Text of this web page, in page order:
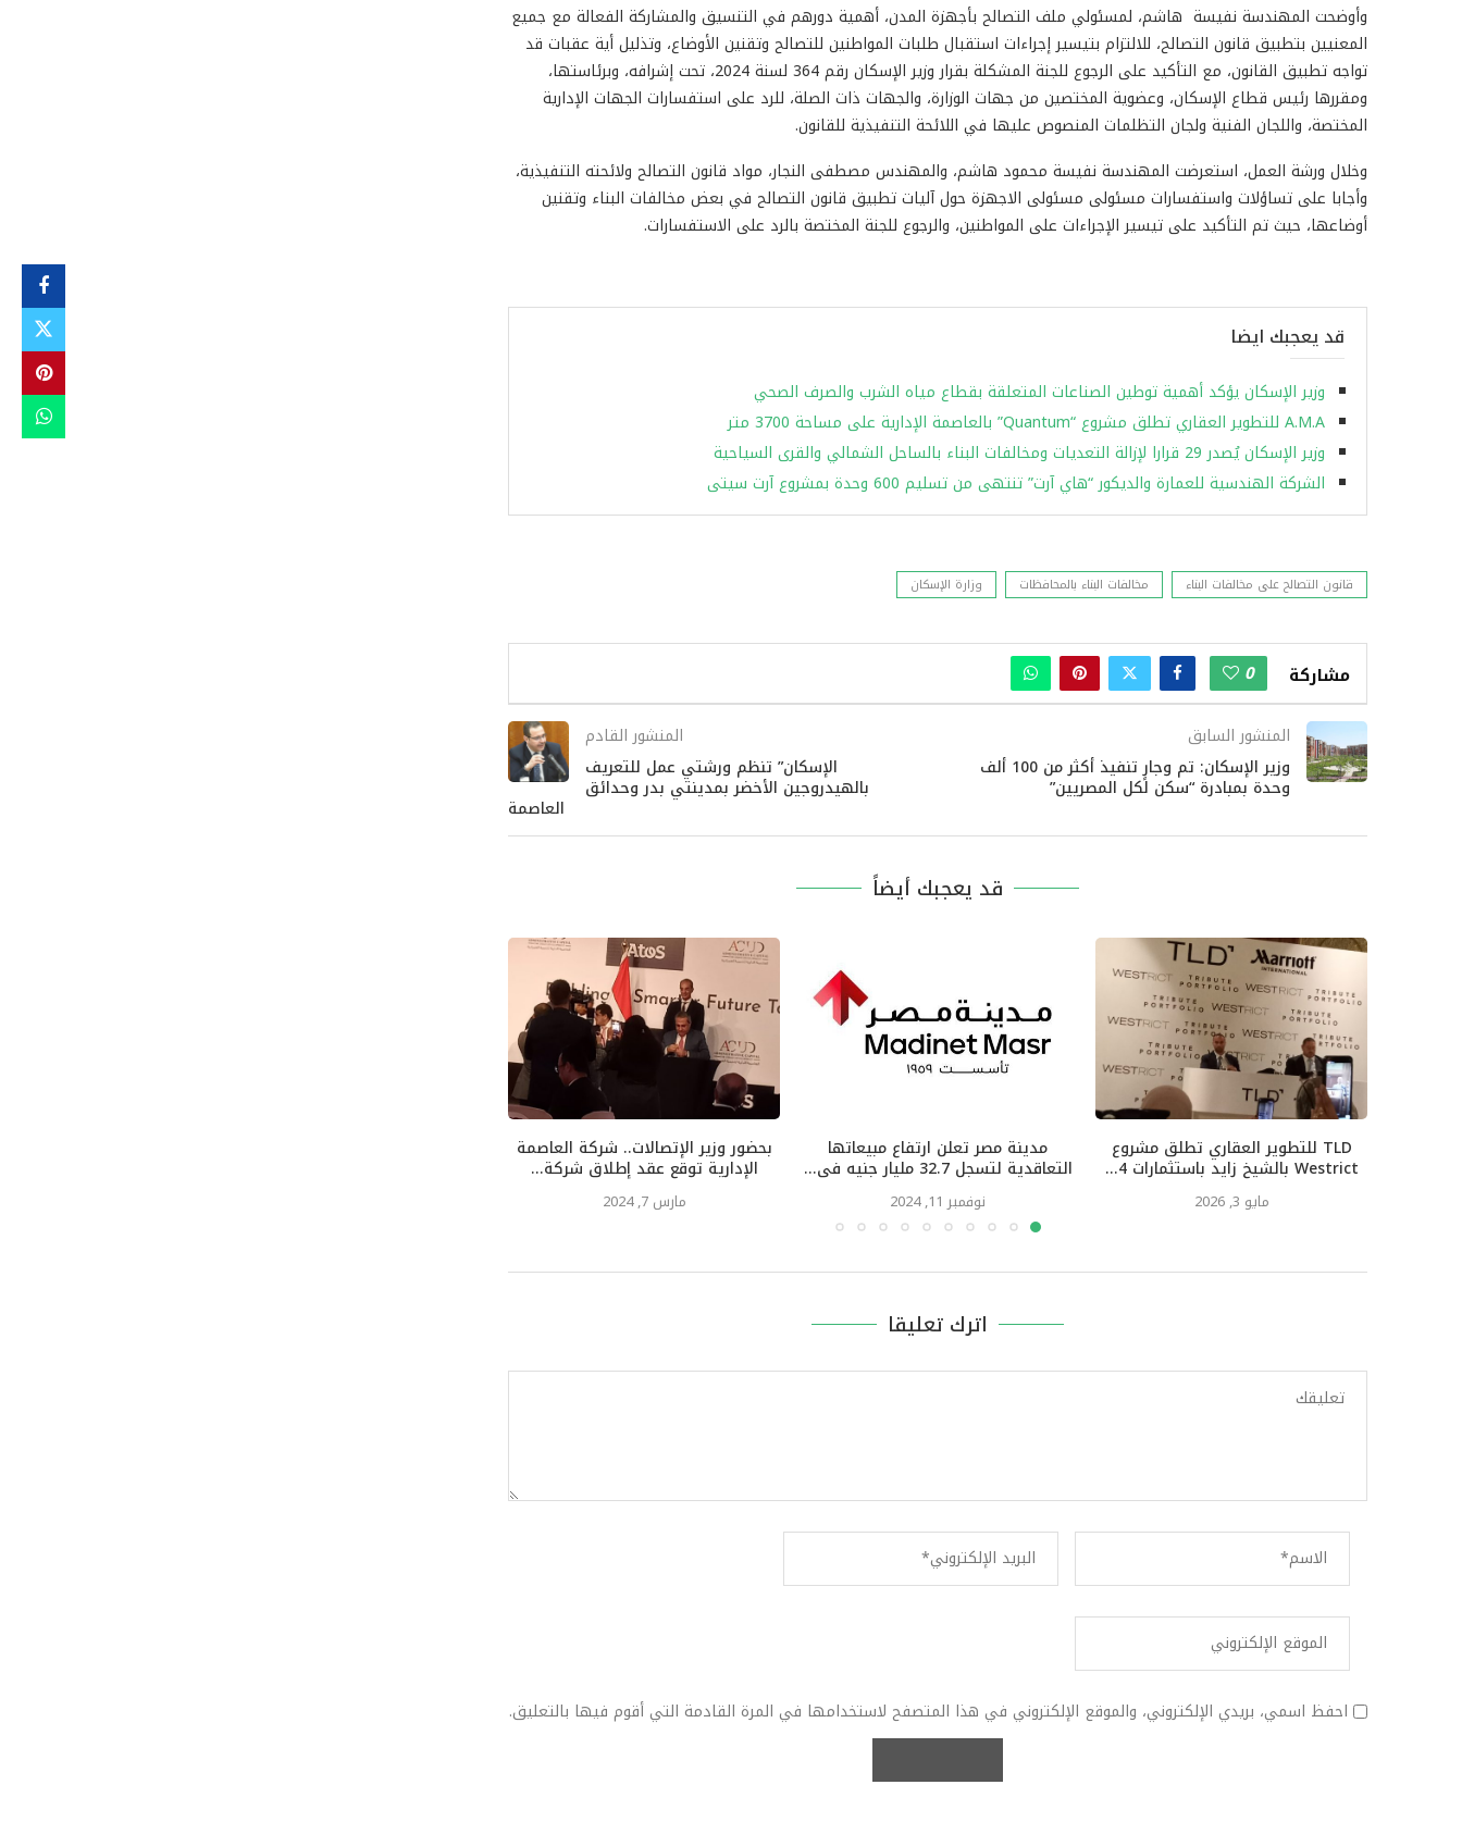
وأوضحت المهندسة نفيسة هاشم، لمسئولي ملف التصالح بأجهزة المدن، أهمية دورهم في التنسيق والمشاركة الفعالة مع جميع
المعنيين بتطبيق قانون التصالح، للالتزام بتيسير إجراءات استقبال طلبات المواطنين للتصالح وتقنين الأوضاع، وتذليل أية عقبات قد
تواجه تطبيق القانون، مع التأكيد على الرجوع للجنة المشكلة بقرار وزير الإسكان رقم 364 لسنة 2024، تحت إشرافه، وبرئاستها،
ومقررها رئيس قطاع الإسكان، وعضوية المختصين من جهات الوزارة، والجهات ذات الصلة، للرد على استفسارات الجهات الإدارية
المختصة، واللجان الفنية ولجان التظلمات المنصوص عليها في اللائحة التنفيذية للقانون.
وخلال ورشة العمل، استعرضت المهندسة نفيسة محمود هاشم، والمهندس مصطفى النجار، مواد قانون التصالح ولائحته التنفيذية،
وأجابا على تساؤلات واستفسارات مسئولى مسئولى الاجهزة حول آليات تطبيق قانون التصالح في بعض مخالفات البناء وتقنين
أوضاعها، حيث تم التأكيد على تيسير الإجراءات على المواطنين، والرجوع للجنة المختصة بالرد على الاستفسارات.
قد يعجبك ايضا
وزير الإسكان يؤكد أهمية توطين الصناعات المتعلقة بقطاع مياه الشرب والصرف الصحي
A.M.A للتطوير العقاري تطلق مشروع “Quantum” بالعاصمة الإدارية على مساحة 3700 متر
وزير الإسكان يُصدر 29 قرارا لإزالة التعديات ومخالفات البناء بالساحل الشمالي والقرى السياحية
الشركة الهندسية للعمارة والديكور “هاي آرت” تنتهى من تسليم 600 وحدة بمشروع آرت سيتى
قانون التصالح على مخالفات البناء مخالفات البناء بالمحافظات وزارة الإسكان
مشاركة 0
المنشور السابق
وزير الإسكان: تم وجارٍ تنفيذ أكثر من 100 ألف
وحدة بمبادرة “سكن لكل المصريين”
المنشور القادم
الإسكان” تنظم ورشتي عمل للتعريف
بالهيدروجين الأخضر بمدينتي بدر وحدائق
العاصمة
قد يعجبك أيضاً
TLD للتطوير العقاري تطلق مشروع
Westrict بالشيخ زايد باستثمارات 4...
مايو 3, 2026
مدينة مصر تعلن ارتفاع مبيعاتها
التعاقدية لتسجل 32.7 مليار جنيه فى...
نوفمبر 11, 2024
بحضور وزير الإتصالات.. شركة العاصمة
الإدارية توقع عقد إطلاق شركة...
مارس 7, 2024
اترك تعليقا
احفظ اسمي، بريدي الإلكتروني، والموقع الإلكتروني في هذا المتصفح لاستخدامها في المرة القادمة التي أقوم فيها بالتعليق.